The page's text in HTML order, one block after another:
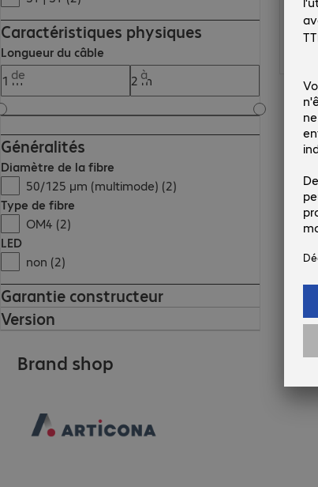
Caractéristiques physiques
Longueur du câble
de
à
Généralités
Diamètre de la fibre
50/125 µm (multimode) (2)
Type de fibre
OM4 (2)
LED
non (2)
Garantie constructeur
Version
Brand shop